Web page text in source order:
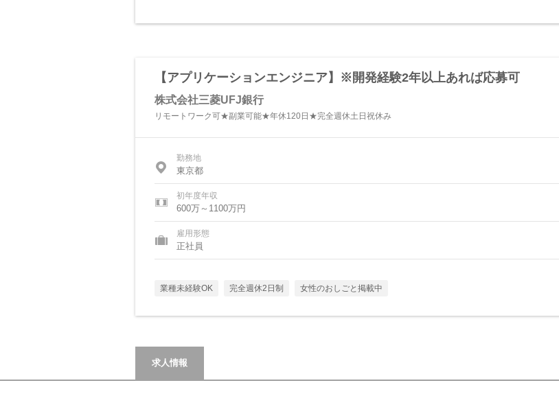
【アプリケーションエンジニア】※開発経験2年以上あれば応募可
株式会社三菱UFJ銀行
リモートワーク可★副業可能★年休120日★完全週休土日祝休み
勤務地
東京都
初年度年収
600万～1100万円
雇用形態
正社員
業種未経験OK 完全週休2日制 女性のおしごと掲載中
求人情報